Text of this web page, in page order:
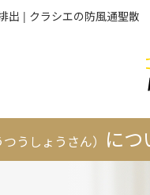
出 | クラシエの防風通聖散
つうしょうさん） につ